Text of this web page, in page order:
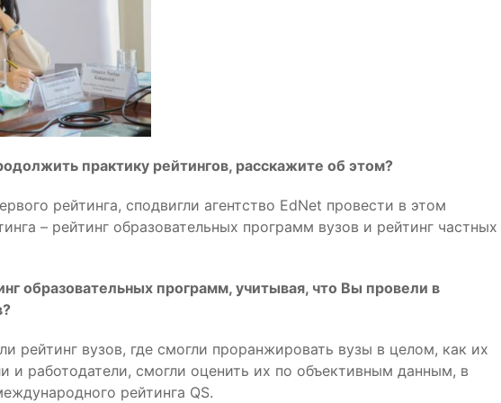
практику рейтингов, расскажите об этом?
рейтинга, сподвигли агентство EdNet провести в этом
– рейтинг образовательных программ вузов и рейтинг частных
образовательных программ, учитывая, что Вы провели в
рейтинг вузов, где смогли проранжировать вузы в целом, как их
и работодатели, смогли оценить их по объективным данным, в
рейтинга QS.